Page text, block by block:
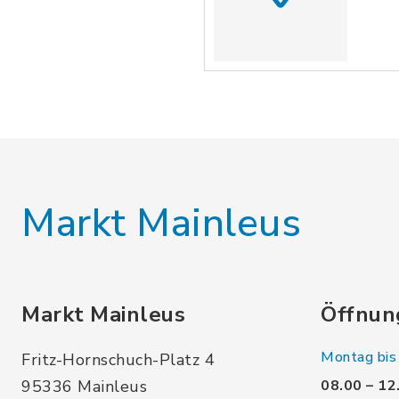
Markt Mainleus
Markt Mainleus
Fritz-Hornschuch-Platz 4
95336 Mainleus
Montag
08.00 –